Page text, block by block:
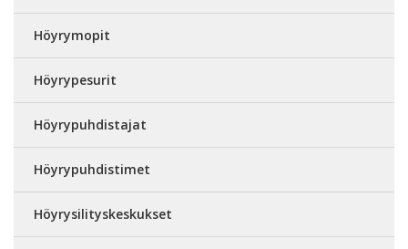
Höyrymopit
Höyrypesurit
Höyrypuhdistajat
Höyrypuhdistimet
Höyrysilityskeskukset